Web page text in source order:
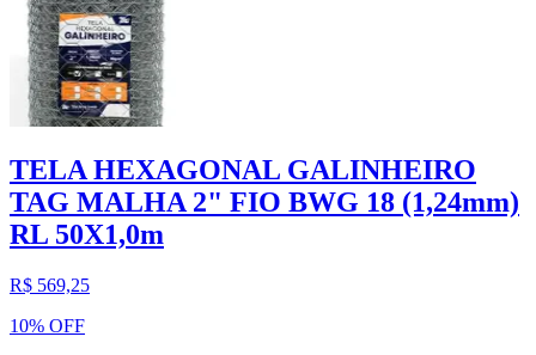
TELA HEXAGONAL GALINHEIRO
TAG MALHA 2" FIO BWG 18 (1,24mm)
RL 50X1,0m
R$ 569,25
10% OFF